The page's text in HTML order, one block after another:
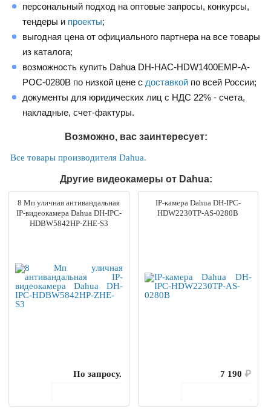
персональный подход на оптовые запросы, конкурсы,
тендеры и проекты;
выгодная цена от официального партнера на все товары
из каталога;
возможность купить Dahua DH-HAC-HDW1400EMP-A-
POC-0280B по низкой цене с доставкой по всей России;
документы для юридических лиц с НДС 22% - счета,
накладные, счет-фактуры.
Возможно, вас заинтересует:
Все товары производителя Dahua.
Другие видеокамеры от Dahua:
8 Mп уличная антивандальная
IP-видеокамера Dahua DH-IPC-
HDBW5842HP-ZHE-S3
По запросу.
IP-камера Dahua DH-IPC-
HDW2230TP-AS-0280B
7 190 ₽